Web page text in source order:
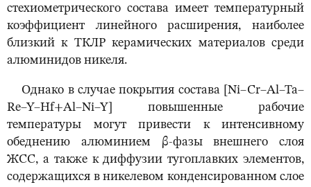
стехиометрического состава имеет температурный
коэффициент линейного расширения, наиболее
близкий к ТКЛР керамических материалов среди
алюминидов никеля.
Однако в случае покрытия состава [Ni–Cr–Al–Ta–
Re–Y–Hf+Al–Ni–Y] повышенные рабочие
температуры могут привести к интенсивному
обеднению алюминием β-фазы внешнего слоя
ЖСС, а также к диффузии тугоплавких элементов,
содержащихся в никелевом конденсированном слое